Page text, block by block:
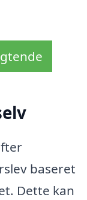
baseret
Dette kan